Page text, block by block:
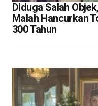
Diduga Salah
Malah Hancurkan
300 Tahun